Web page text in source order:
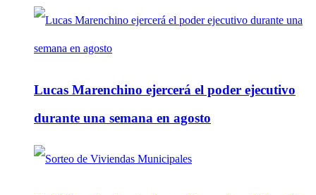
Lucas Marenchino ejercerá el poder ejecutivo
durante una semana en agosto